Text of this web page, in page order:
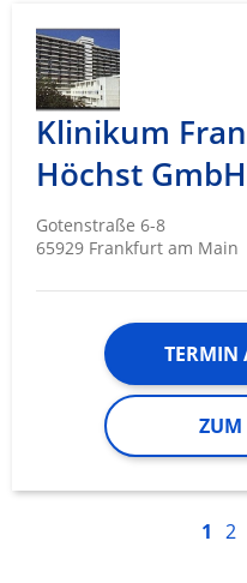
Klinikum
Höchst GmbH
Gotenstraße 6-8
65929 Frankfurt am Main
TERMIN
ZUM
1 2